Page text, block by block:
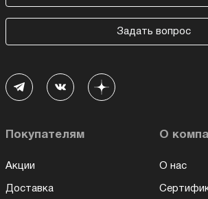
Задать вопрос
Покупателям
Акции
Доставка
О
О нас